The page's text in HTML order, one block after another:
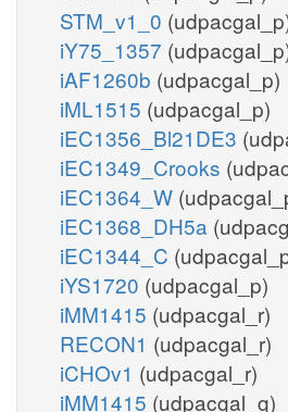
STM_v1_0
iY75_1357
iAF1260b (udpacgal_p)
iML1515 (udpacgal_p)
iEC1356_Bl21DE3
iEC1349_Crooks
iEC1364_W
iEC1368_DH5a
iEC1344_C
iYS1720 (udpacgal_p)
iMM1415 (udpacgal_r)
RECON1 (udpacgal_r)
iCHOv1 (udpacgal_r)
iMM1415 (udpacgal_g)